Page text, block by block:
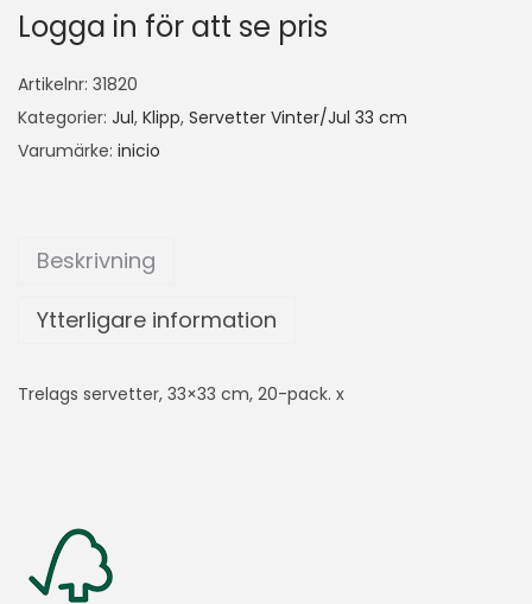
Logga in för att se pris
Artikelnr: 31820
Kategorier: Jul, Klipp, Servetter Vinter/Jul 33 cm
Varumärke: inicio
Beskrivning
Ytterligare information
Trelags servetter, 33×33 cm, 20-pack. x